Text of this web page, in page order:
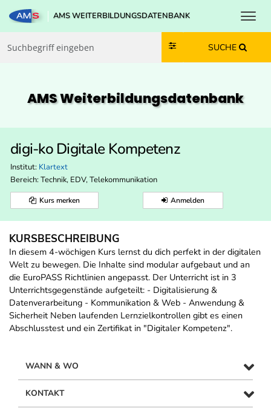
Zum Inhalt springen
Zum Navmenü springen
Zur Suche springen
Zur Footer springen
AMS WEITERBILDUNGSDATENBANK
SUCHE
AMS Weiterbildungs­datenbank
digi-ko Digitale Kompetenz
Institut: Klartext
Bereich: Technik, EDV, Telekommunikation
Kurs merken Anmelden
KURSBESCHREIBUNG
In diesem 4-wöchigen Kurs lernst du dich perfekt in der digitalen
Welt zu bewegen. Die Inhalte sind modular aufgebaut und an
die EuroPASS Richtlinien angepasst. Der Unterricht ist in 3
Unterrichtsgegenstände aufgeteilt: - Digitalisierung &
Datenverarbeitung - Kommunikation & Web - Anwendung &
Sicherheit Neben laufenden Lernzielkontrollen gibt es einen
Abschlusstest und ein Zertifikat in "Digitaler Kompetenz".
WANN & WO
KONTAKT